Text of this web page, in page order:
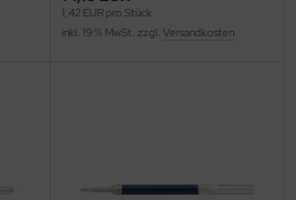
1,42 EUR pro Stück
inkl. 19 % MwSt. zzgl. Versandkosten